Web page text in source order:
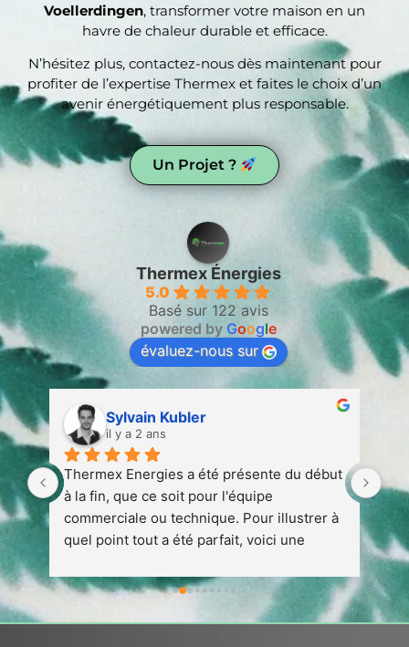
Voellerdingen, transformer votre maison en un
havre de chaleur durable et efficace.
N’hésitez plus, contactez-nous dès maintenant pour
profiter de l’expertise Thermex et faites le choix d’un
avenir énergétiquement plus responsable.
Un Projet ?
Thermex Énergies
5.0
Basé sur 122 avis
powered by Google
évaluez-nous sur
à
Sylvain Kubler
il y a 2 ans
Thermex Energies a été présente du début
à la fin, que ce soit pour l'équipe
commerciale ou technique. Pour illustrer à
quel point tout a été parfait, voici une
contrat avec Thermex en août 2023 en vue
de l'installation d'une pompe à chaleur
prévue pour avril/mai 2024.1. Début